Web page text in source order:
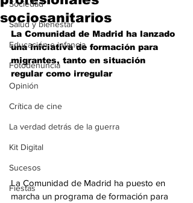
Sociedad
Salud y bienestar
Educación e infancia
Fotodenuncia
Opinión
Crítica de cine
La verdad detrás de la guerra
Kit Digital
Sucesos
Fiestas
sociosanitarios
La Comunidad de Madrid ha lanzado
una iniciativa de formación para
migrantes, tanto en situación
regular como irregular
La Comunidad de Madrid ha puesto en
marcha un programa de formación para